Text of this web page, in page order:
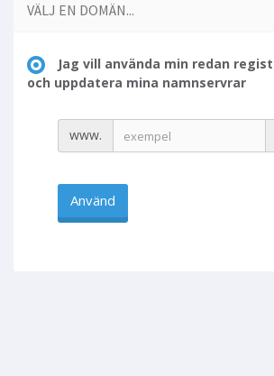
VÄLJ EN DOMÄN...
Jag vill använda min redan
och uppdatera mina namnservrar
www.
Använd